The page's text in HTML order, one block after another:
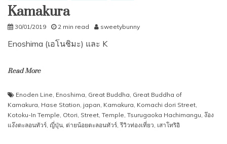
Kamakura
30/01/2019 2 min read sweetybunny
Enoshima (เอโนชิมะ) และ K
Read More
Enoden Line Enoshima Great Buddha Great Buddha of
Kamakura Hase Station japan Kamakura Komachi dori Street
Kotoku-In Temple Otori Street Temple Tsurugaoka Hachimangu ง๊อง
แง๊งตะลอนทัวร์ ญี่ปุ่น ต่ายน้อยตะลอนทัวร์ ,รีวิวท่องเที่ยว เสาโทริอิ